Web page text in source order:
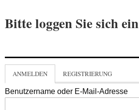
Bitte loggen Sie sich ein
ANMELDEN REGISTRIERUNG
Benutzername oder E-Mail-Adresse